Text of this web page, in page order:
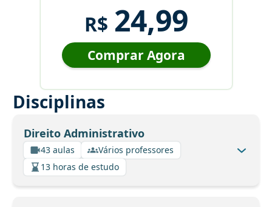
R$ 24,99
Comprar Agora
Disciplinas
Direito Administrativo
43 aulas
Vários professores
13 horas de estudo